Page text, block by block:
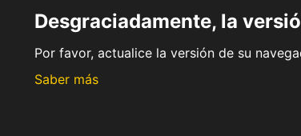
Desgraciadamente, la
Por favor, actualice la versión de su
Saber más